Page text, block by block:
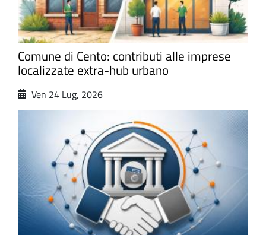
Comune di Cento: contributi alle imprese
localizzate extra-hub urbano
Ven 24 Lug, 2026